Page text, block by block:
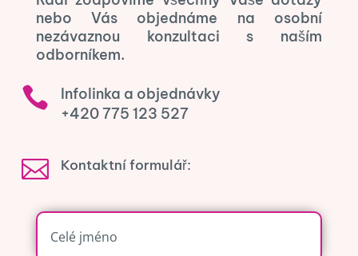
nebo Vás objednáme na osobní
nezávaznou konzultaci s naším
odborníkem.

Infolinka a objednávky
+420 775 123 527
 Kontaktní formulář: